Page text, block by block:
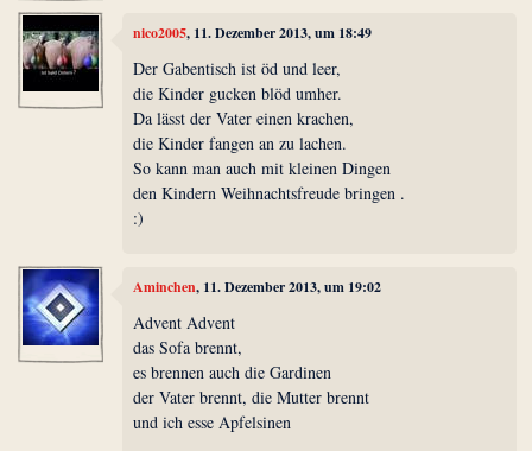
nico2005, 11. Dezember 2013, um 18:49
Der Gabentisch ist öd und leer,
die Kinder gucken blöd umher.
Da lässt der Vater einen krachen,
die Kinder fangen an zu lachen.
So kann man auch mit kleinen Dingen
den Kindern Weihnachtsfreude bringen .
:)
Aminchen, 11. Dezember 2013, um 19:02
Advent Advent
das Sofa brennt,
es brennen auch die Gardinen
der Vater brennt, die Mutter brennt
und ich esse Apfelsinen